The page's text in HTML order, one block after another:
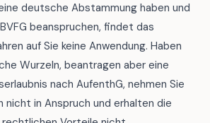
deutsche Abstammung haben und
beanspruchen, findet das
auf Sie keine Anwendung. Haben
Wurzeln, beantragen aber eine
nach AufenthG, nehmen Sie
nicht in Anspruch und erhalten die